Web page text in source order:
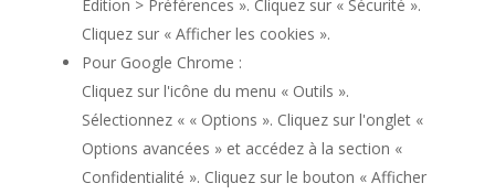
Édition > Préférences ». Cliquez sur « Sécurité ».
Cliquez sur « Afficher les cookies ».
Pour Google Chrome :
Cliquez sur l'icône du menu « Outils ».
Sélectionnez « « Options ». Cliquez sur l'onglet «
Options avancées » et accédez à la section «
Confidentialité ». Cliquez sur le bouton « Afficher